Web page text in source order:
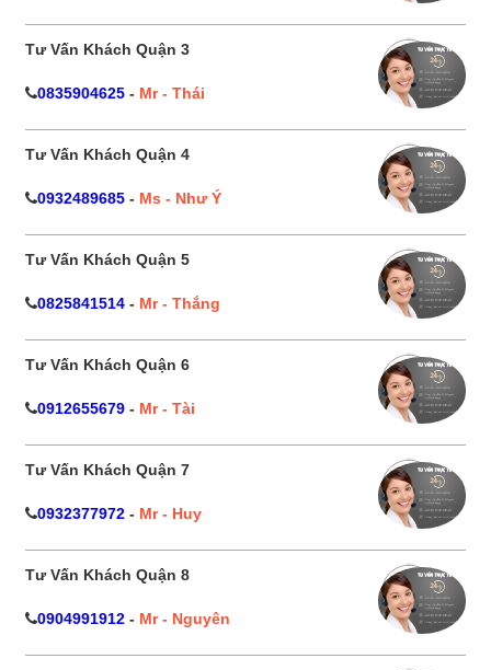
Tư Vấn Khách Quận 3
0835904625 - Mr - Thái
Tư Vấn Khách Quận 4
0932489685 - Ms - Như Ý
Tư Vấn Khách Quận 5
0825841514 - Mr - Thắng
Tư Vấn Khách Quận 6
0912655679 - Mr - Tài
Tư Vấn Khách Quận 7
0932377972 - Mr - Huy
Tư Vấn Khách Quận 8
0904991912 - Mr - Nguyên